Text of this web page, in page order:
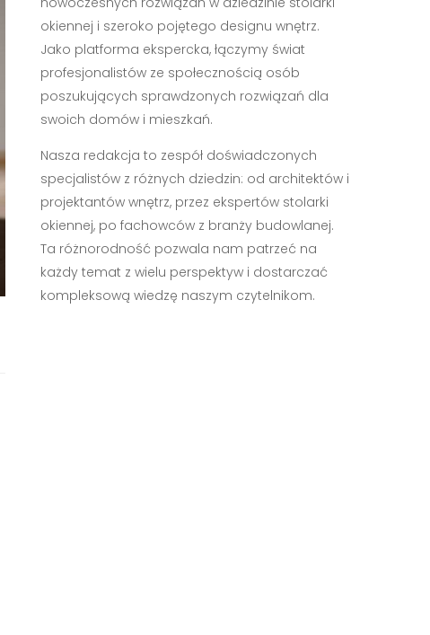
okiennej i szeroko pojętego designu wnętrz.
Jako platforma ekspercka, łączymy świat
profesjonalistów ze społecznością osób
poszukujących sprawdzonych rozwiązań dla
swoich domów i mieszkań.
Nasza redakcja to zespół doświadczonych
specjalistów z różnych dziedzin: od architektów i
projektantów wnętrz, przez ekspertów stolarki
okiennej, po fachowców z branży budowlanej.
Ta różnorodność pozwala nam patrzeć na
każdy temat z wielu perspektyw i dostarczać
kompleksową wiedzę naszym czytelnikom.